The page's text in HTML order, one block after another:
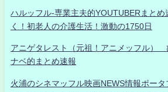
ハルッフル-専業主夫的YOUTUBERまとめ
く！初老人の介護生活！激動の1750日
アニゲタレスト（元祖！アニメッフル）
ナベ的まとめ速報
火浦のシネマッフル映画NEWS情報ポー